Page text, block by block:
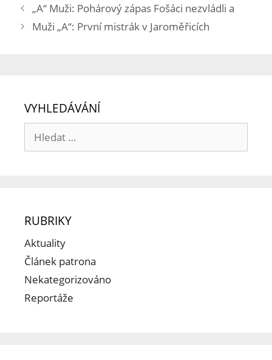
„A“ Muži: Pohárový zápas Fošáci nezvládli a
Muži „A“: První mistrák v Jaroměřicích
VYHLEDÁVÁNÍ
RUBRIKY
Aktuality
Článek patrona
Nekategorizováno
Reportáže